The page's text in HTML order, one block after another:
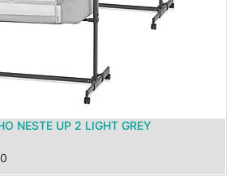
NESTE UP 2 LIGHT GREY